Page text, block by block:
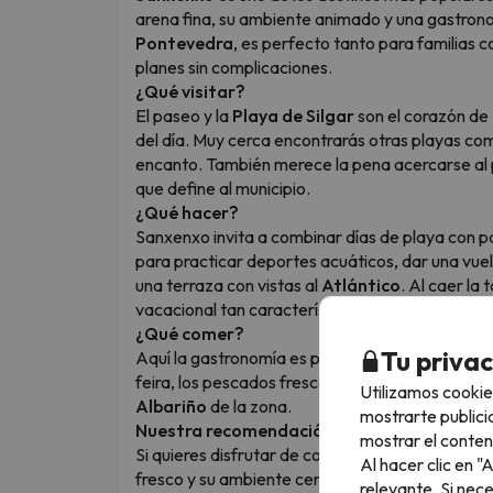
arena fina, su ambiente animado y una
Pontevedra, es perfecto tanto para familias
planes sin complicaciones.
¿Qué visitar?
El paseo y la Playa de Silgarson el corazón
del día. Muy cerca encontrarás otras playas
encanto. También merece la pena acercarse
que define al municipio.
¿Qué hacer?
Sanxenxo invita a combinar días de playa con
para practicar deportes acuáticos, dar una
una terraza con vistas al Atlántico. Al caer la
vacacional tan característico.
¿Qué comer?
Aquí la gastronomía es protagonista. No
feira, los pescados frescos y los arroces
Albariño de la zona.
Nuestra recomendación
Si quieres disfrutar de cocina gallega bien
fresco y su ambiente cercano.
Tu
Utilizamos
mostrarte
mostrar el
Al hacer clic en
relevante. Si